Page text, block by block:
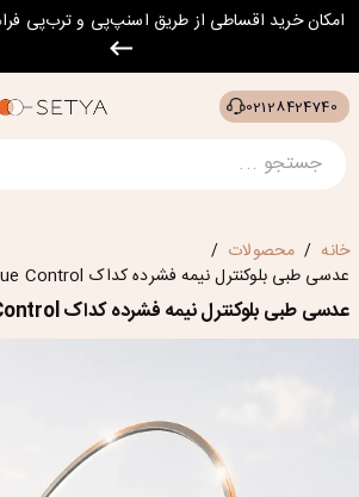
امکان خرید اقساطی از طریق اسنپ‌پی و ترب‌پی
02128424740
خانه / محصولات /
عدسی طبی بلوکنترل نیمه فشرده کداک Kodak 1.60 Blue Control
عدسی طبی بلوکنترل نیمه فشرده کداک Kodak 1.60 Blue Control